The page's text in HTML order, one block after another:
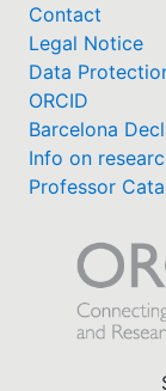
Contact
Legal Notice
Data
ORCID
Barcelona
Info on
Professor